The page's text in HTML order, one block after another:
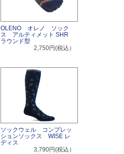
OLENO オレノ ソック
ス アルティメット SHR
ラウンド型
2,750円(税込）
ソックウェル コンプレッ
ションソックス WISE レ
ディス
3,790円(税込）